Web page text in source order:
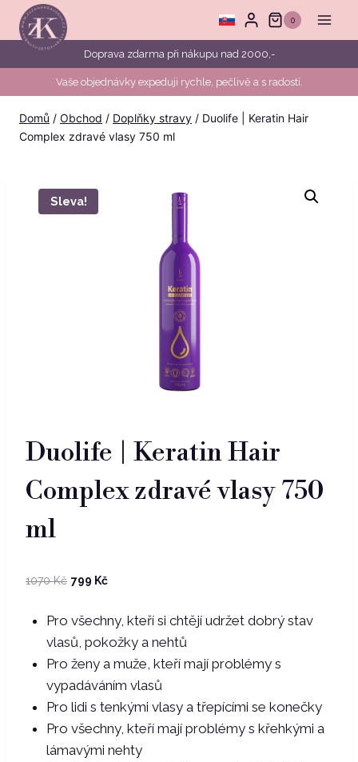
Přeskočit
obsah
0
Doprava zdarma při nákupu nad 2000,-
Vaše objednávky expeduji rychle, pečlivě a s radostí.
Domů / Obchod / Doplňky stravy / Duolife | Keratin Hair
Complex zdravé vlasy 750 ml
Sleva!
Duolife | Keratin Hair
Complex zdravé vlasy 750
ml
1070Kč Původní
byla:
1070 Kč.
799 KčAktuální
je:
799 Kč.
Pro všechny, kteří si chtějí udržet dobrý stav
vlasů, pokožky a nehtů
Pro ženy a muže, kteří mají problémy s
vypadáváním vlasů
Pro lidi s tenkými vlasy a třepícími se konečky
Pro všechny, kteří mají problémy s křehkými a
lámavými nehty